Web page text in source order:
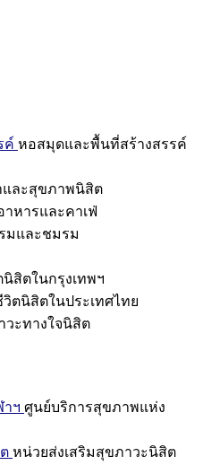
ค์ หอสมุดและพื้นที่สร้างสรรค์
และสุขภาพนิสิต
าหารและคาเฟ่
มและชมรม
นิสิตในกรุงเทพฯ
วิตนิสิตในประเทศไทย
วะทางใจนิสิต
ฯ ศูนย์บริการสุขภาพแห่ง
หน่วยส่งเสริมสุขภาวะนิสิต